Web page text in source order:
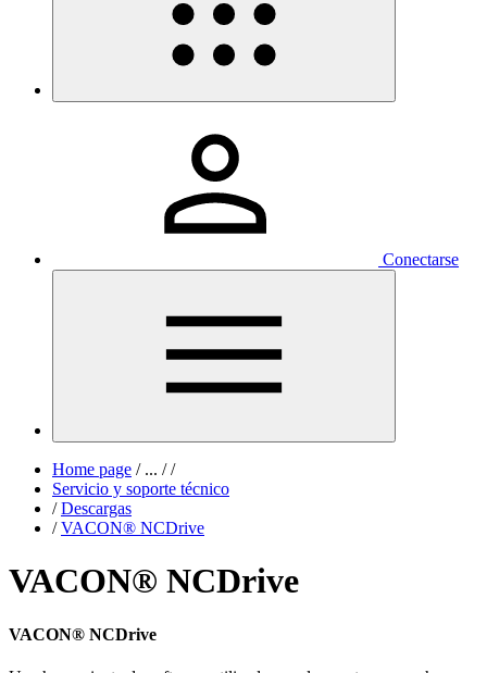
Conectarse
Home page /... / /
Servicio y soporte técnico
/ Descargas
/ VACON® NCDrive
VACON® NCDrive
VACON® NCDrive